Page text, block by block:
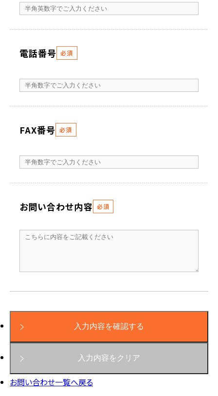
電話番号 必須
FAX番号 必須
お問い合わせ内容 必須
お問い合わせ一覧へ戻る